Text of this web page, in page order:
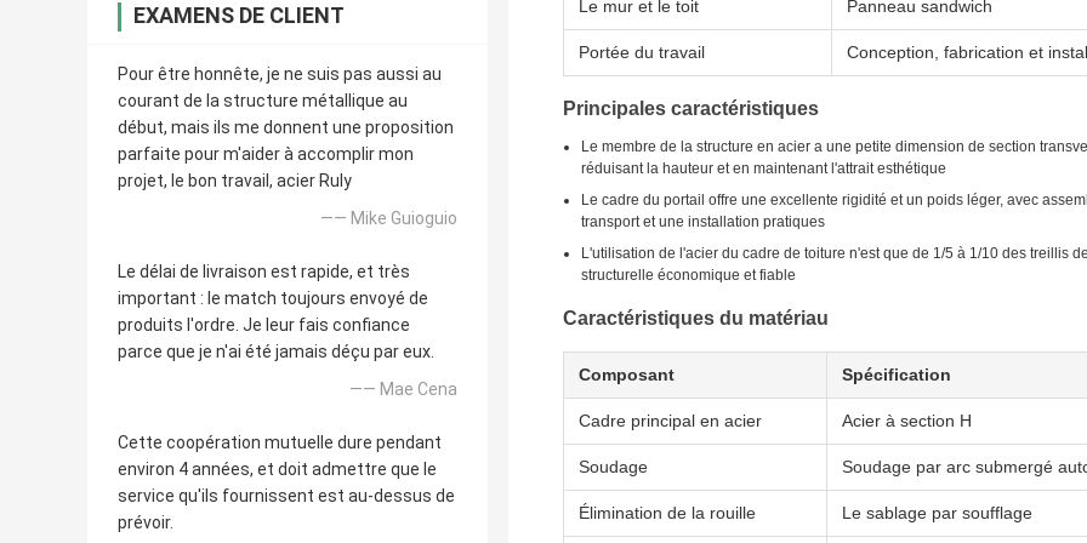
EXAMENS DE CLIENT
Pour être honnête, je ne suis pas aussi au
courant de la structure métallique au
début, mais ils me donnent une proposition
parfaite pour m'aider à accomplir mon
projet, le bon travail, acier Ruly
—— Mike Guioguio
Le délai de livraison est rapide, et très
important : le match toujours envoyé de
produits l'ordre. Je leur fais confiance
parce que je n'ai été jamais déçu par eux.
—— Mae Cena
Cette coopération mutuelle dure pendant
environ 4 années, et doit admettre que le
service qu'ils fournissent est au-dessus de
prévoir.
Le mur et le toit Panneau sandwich
Portée du travail Conception, fabrication et
Principales caractéristiques
Le membre de la structure en acier a une petite dimension de section
réduisant la hauteur et en maintenant l'attrait esthétique
Le cadre du portail offre une excellente rigidité et un poids léger, avec
transport et une installation pratiques
L'utilisation de l'acier du cadre de toiture n'est que de 1/5 à 1/10 des treillis
structurelle économique et fiable
Caractéristiques du matériau
Composant Spécification
Cadre principal en acier Acier à section H
Soudage Soudage par arc submergé
Élimination de la rouille Le sablage par soufflage